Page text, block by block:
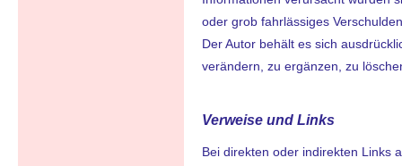
oder grob fahrlässiges
Der Autor behält es sich
verändern, zu ergänzen, zu
Verweise und Links
Bei direkten oder indirekten Links